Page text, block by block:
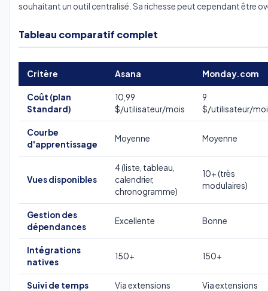
souhaitant un outil centralisé. Sa richesse peut cependant être
Tableau comparatif complet
Critère Asana Monday.com
Coût (plan
Standard)
10,99
$/utilisateur/mois
9
$/utilisateur/
Courbe
d'apprentissage
Moyenne Moyenne
Vues disponibles
4 (liste, tableau,
calendrier,
chronogramme)
10+ (très
modulaires)
Gestion des
dépendances
Excellente Bonne
Intégrations
natives
150+ 150+
Suivi de temps Via extensions Via extensions